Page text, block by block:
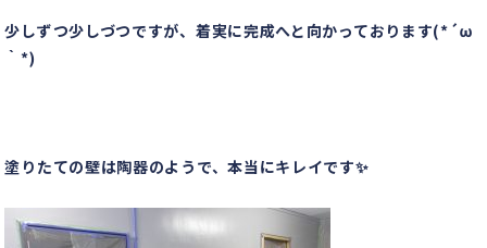
少しずつ少しづつですが、着実に完成へと向かっております(*´ω
｀*)
塗りたての壁は陶器のようで、本当にキレイです✨